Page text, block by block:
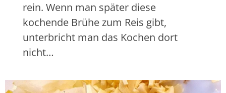
rein. Wenn man später diese
kochende Brühe zum Reis gibt,
unterbricht man das Kochen dort
nicht…